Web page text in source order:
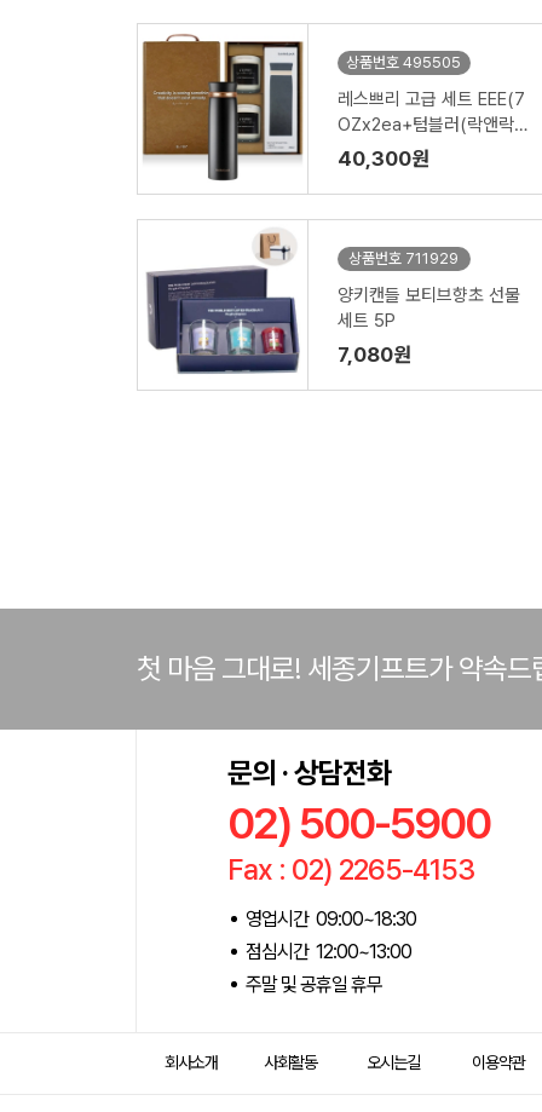
상품번호 495505
레스쁘리 고급 세트 EEE(7
OZx2ea+텀블러(락앤락
뉴페더라이트링))
40,300원
상품번호 711929
양키캔들 보티브향초 선물
세트 5P
7,080원
첫 마음 그대로! 세종기프트가 약속드
문의 · 상담전화
02) 500-5900
Fax : 02) 2265-4153
영업시간 09:00~18:30
점심시간 12:00~13:00
주말 및 공휴일 휴무
회사소개 사회활동 오시는길 이용약관